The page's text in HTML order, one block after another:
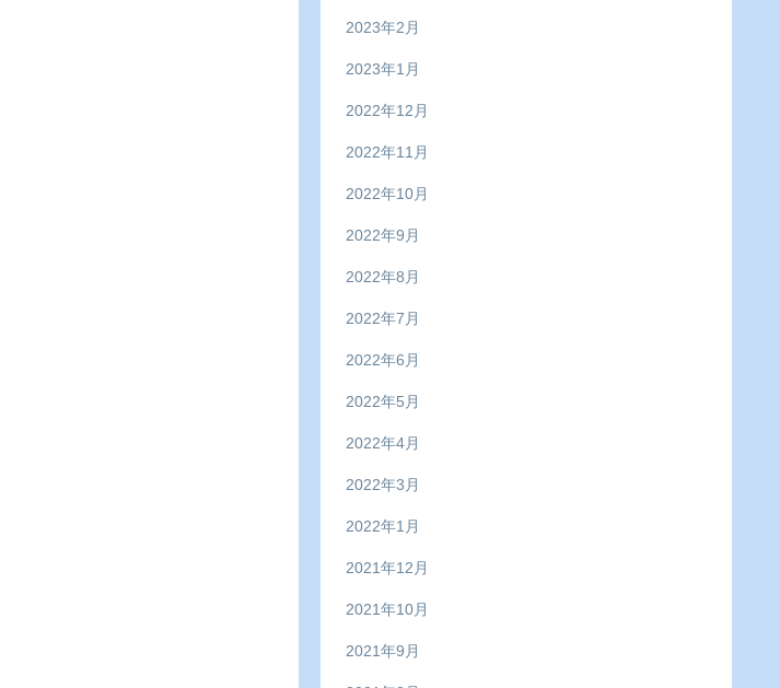
2023年2月
2023年1月
2022年12月
2022年11月
2022年10月
2022年9月
2022年8月
2022年7月
2022年6月
2022年5月
2022年4月
2022年3月
2022年1月
2021年12月
2021年10月
2021年9月